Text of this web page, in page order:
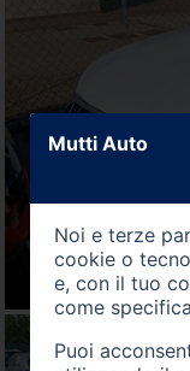
Mutti Auto
Noi e terze
cookie o
e, con il tuo
come
Puoi